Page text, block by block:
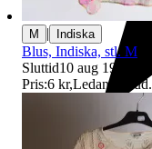
M | Indiska
Blus, Indiska, stl. M
Sluttid10 aug 19:20
Pris:6 kr,Ledande bud.